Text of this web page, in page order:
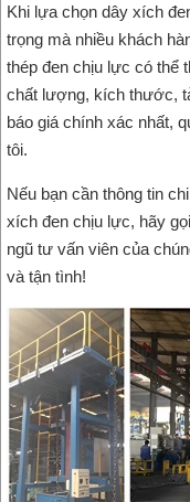
Khi lựa chọn dây xích
trọng mà nhiều khách
thép đen chịu lực có thể
chất lượng, kích thước,
báo giá chính xác nhất,
tôi.
Nếu bạn cần thông tin
xích đen chịu lực, hãy
ngũ tư vấn viên của
và tận tình!